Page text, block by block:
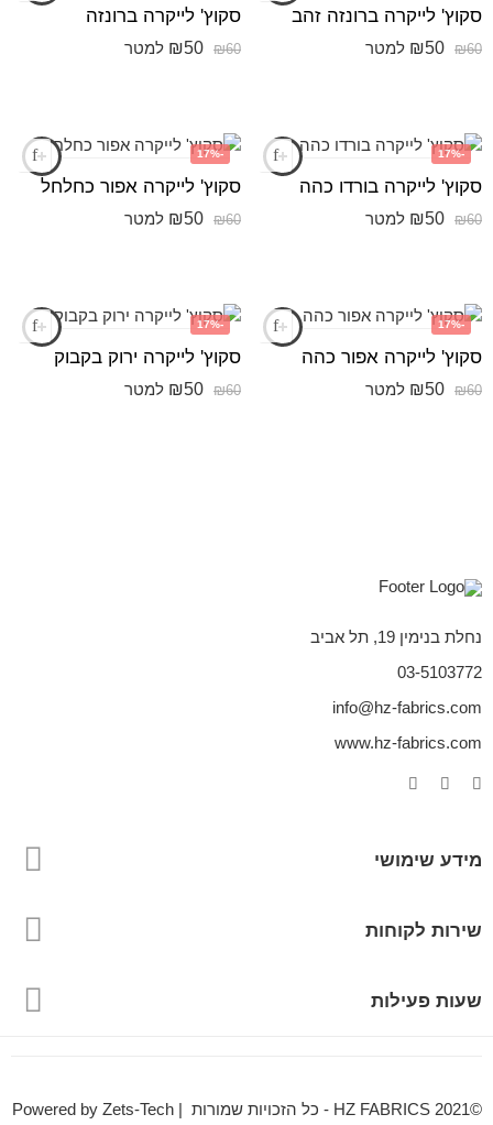
סקוץ' לייקרה ברונזה זהב
₪60
₪50 למטר
סקוץ' לייקרה ברונזה
₪60
₪50 למטר
-17%
סקוץ' לייקרה בורדו כהה
₪60
₪50 למטר
-17%
סקוץ' לייקרה אפור כחלחל
₪60
₪50 למטר
-17%
סקוץ' לייקרה אפור כהה
₪60
₪50 למטר
-17%
סקוץ' לייקרה ירוק בקבוק
₪60
₪50 למטר
נחלת בנימין 19, תל אביב
03-5103772
info@hz-fabrics.com
www.hz-fabrics.com
מידע שימושי
שירות לקוחות
שעות פעילות
©HZ FABRICS 2021 - כל הזכויות שמורות | Powered by Zets-Tech